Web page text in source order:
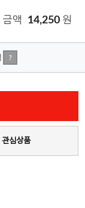
금액 14,250 원
?
관심상품